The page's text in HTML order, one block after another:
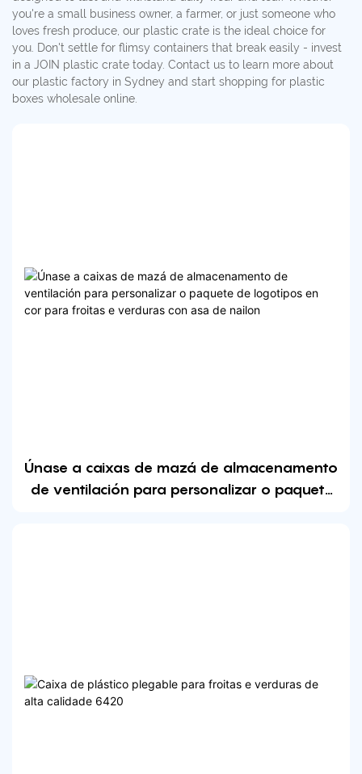
you're a small business owner, a farmer, or just someone who
loves fresh produce, our plastic crate is the ideal choice for
you. Don't settle for flimsy containers that break easily - invest
in a JOIN plastic crate today. Contact us to learn more about
our plastic factory in Sydney and start shopping for plastic
boxes wholesale online.
Únase a caixas de mazá de almacenamento
de ventilación para personalizar o paquete